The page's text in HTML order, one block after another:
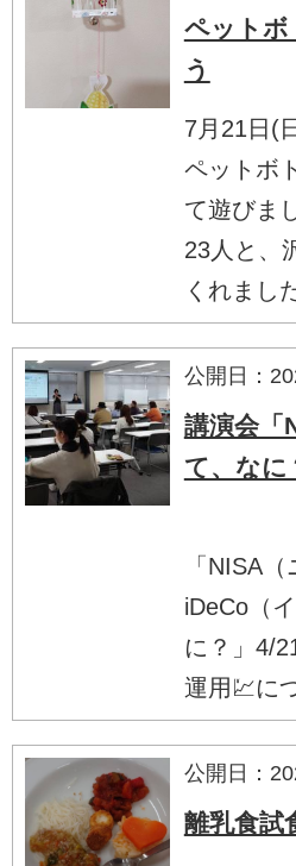
ペットボ
う
7月21日(
ペットボ
て遊びま
23人と、
くれまし
公開日：
講演会「
て、なに
「NISA（
iDeCo（
に？」4/
運用💹に
公開日：
離乳食試